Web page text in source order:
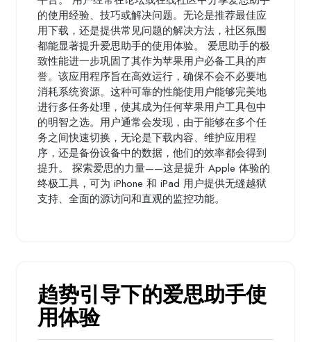
的使用经验、技巧或解决问题。无论是推荐最佳应
用下载，还是提供常见问题的解决方法，社区氛围
都能显著提升爱思助手的使用体验。 爱思助手的极
致性能进一步巩固了其作为苹果用户必备工具的声
誉。该应用程序旨在高效运行，确保不会不必要地
消耗系统资源。这种可靠的性能使用户能够完美地
进行多任务处理，使其成为任何苹果用户工具包中
的明智之选。用户通常会发现，由于能够在多个任
务之间快速切换，无论是下载内容、维护应用程
序，还是备份设备中的数据，他们的效率都会得到
提升。 探索爱思的力量——这是提升 Apple 体验的
终极工具，可为 iPhone 和 iPad 用户提供无缝越狱
支持、全面的源访问和直观的监控功能。
趋势引导下的爱思助手使
用体验